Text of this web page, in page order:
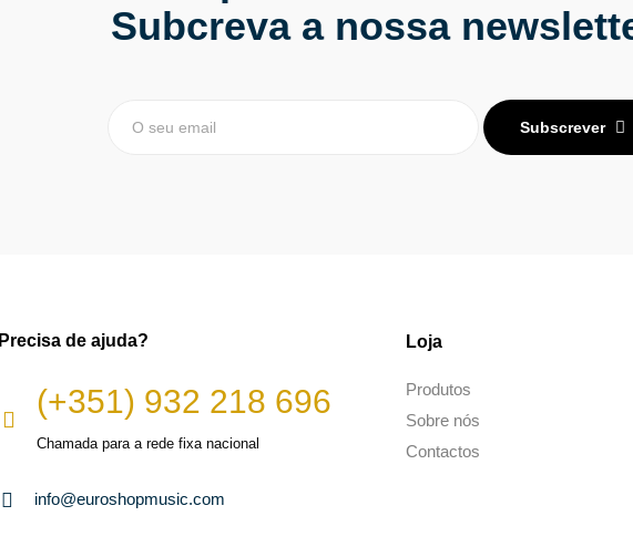
Subcreva a nossa
Subscrever
Precisa de ajuda?
(+351) 932 218 696
Chamada para a rede fixa nacional
info@euroshopmusic.com
Loja
Produtos
Sobre nós
Contactos